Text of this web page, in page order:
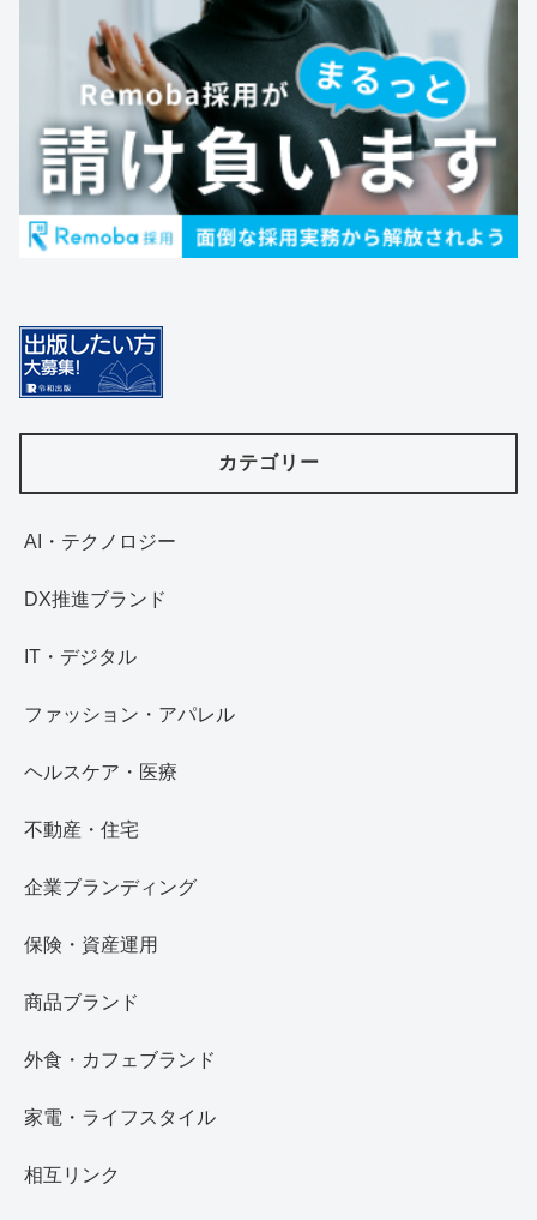
カテゴリー
AI・テクノロジー
DX推進ブランド
IT・デジタル
ファッション・アパレル
ヘルスケア・医療
不動産・住宅
企業ブランディング
保険・資産運用
商品ブランド
外食・カフェブランド
家電・ライフスタイル
相互リンク